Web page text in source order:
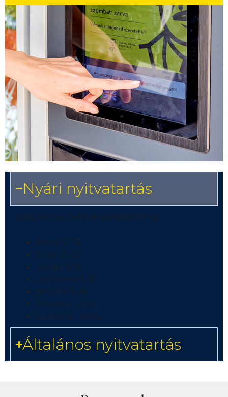
Nyári nyitvatartás
2026. június 15-től augusztus 30-ig:
hétfő: 12-18
kedd: 12-16
szerda: 9-16
csütörtök: 9-16
péntek: 9-14
szombat: zárva
vasárnap: zárva
Általános nyitvatartás